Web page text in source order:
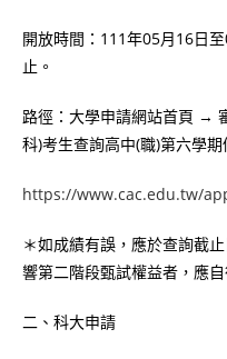
開放時間：111年05月16日
止。
路徑：大學申請網站首頁 →
科)考生查詢高中(職)第六學
https://www.cac.edu.tw/
＊如成績有誤，應於查詢截
響第二階段甄試權益者，應自
二、科大申請